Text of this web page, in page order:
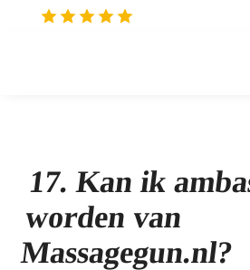
17. Kan ik
worden van
Massagegun.nl?